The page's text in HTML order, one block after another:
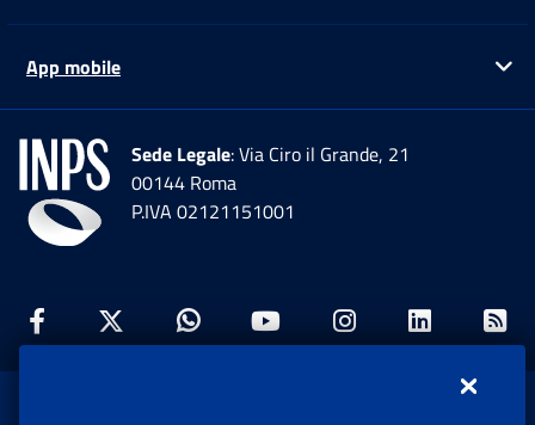
App mobile
Sede Legale: Via Ciro il Grande, 21
00144 Roma
P.IVA 02121151001
Facebook: Apre una nuova finestra
Twitter: Apre una nuova finestra
Whatsapp: Apre una nuova
Youtube: Apre una
Instagram: